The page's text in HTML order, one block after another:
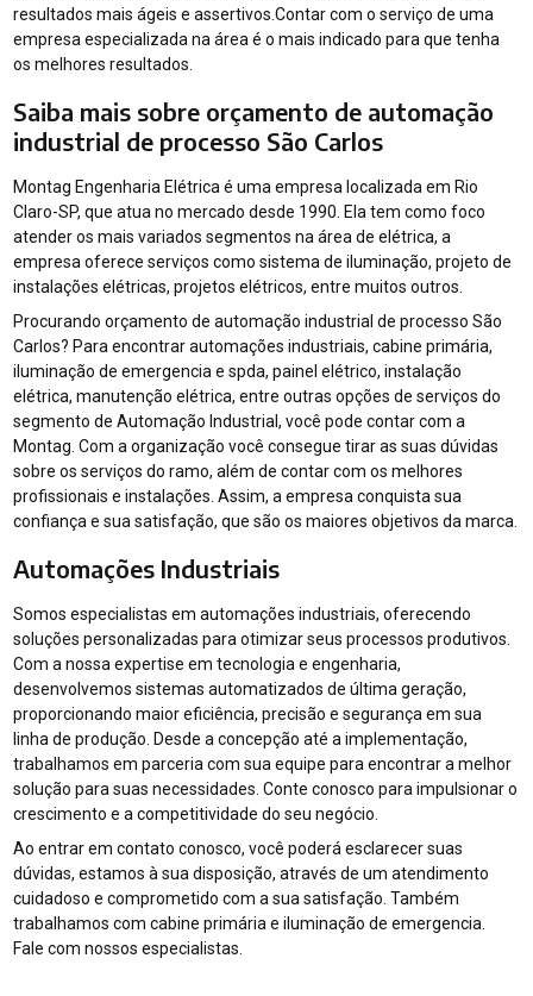
resultados mais ágeis e assertivos.Contar com o serviço de uma
empresa especializada na área é o mais indicado para que tenha
os melhores resultados.
Saiba mais sobre orçamento de automação
industrial de processo São Carlos
Montag Engenharia Elétrica é uma empresa localizada em Rio
Claro-SP, que atua no mercado desde 1990. Ela tem como foco
atender os mais variados segmentos na área de elétrica, a
empresa oferece serviços como sistema de iluminação, projeto de
instalações elétricas, projetos elétricos, entre muitos outros.
Procurando orçamento de automação industrial de processo São
Carlos? Para encontrar automações industriais, cabine primária,
iluminação de emergencia e spda, painel elétrico, instalação
elétrica, manutenção elétrica, entre outras opções de serviços do
segmento de Automação Industrial, você pode contar com a
Montag. Com a organização você consegue tirar as suas dúvidas
sobre os serviços do ramo, além de contar com os melhores
profissionais e instalações. Assim, a empresa conquista sua
confiança e sua satisfação, que são os maiores objetivos da marca.
Automações Industriais
Somos especialistas em automações industriais, oferecendo
soluções personalizadas para otimizar seus processos produtivos.
Com a nossa expertise em tecnologia e engenharia,
desenvolvemos sistemas automatizados de última geração,
proporcionando maior eficiência, precisão e segurança em sua
linha de produção. Desde a concepção até a implementação,
trabalhamos em parceria com sua equipe para encontrar a melhor
solução para suas necessidades. Conte conosco para impulsionar o
crescimento e a competitividade do seu negócio.
Ao entrar em contato conosco, você poderá esclarecer suas
dúvidas, estamos à sua disposição, através de um atendimento
cuidadoso e comprometido com a sua satisfação. Também
trabalhamos com cabine primária e iluminação de emergencia.
Fale com nossos especialistas.